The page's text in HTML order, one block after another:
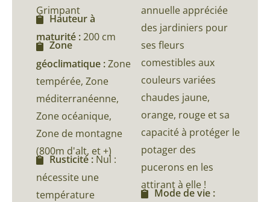
Grimpant
Hauteur à
maturité :200 cm
Zone
géoclimatique :Zone
tempérée, Zone
méditerranéenne,
Zone océanique,
Zone de montagne
(800m d'alt, et +)
Rusticité : Nul :
nécessite une
température
annuelle appréciée
des jardiniers pour
ses fleurs
comestibles aux
couleurs variées
chaudes jaune,
orange, rouge et sa
capacité à protéger le
potager des
pucerons en les
attirant à elle !
Mode de vie :